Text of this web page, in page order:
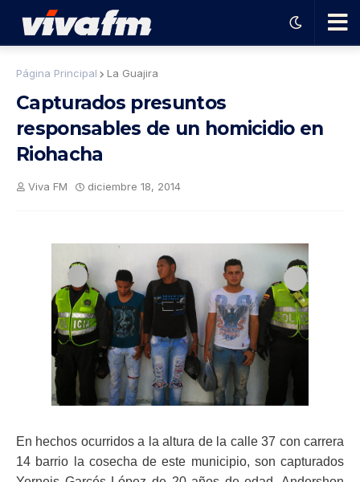
el
pro
gra
ma
Página Principal La Guajira
Capturados presuntos
responsables de un homicidio en
Riohacha
Viva FM diciembre 18, 2014
En hechos ocurridos a la altura de la calle 37 con carrera
14 barrio la cosecha de este municipio, son capturados